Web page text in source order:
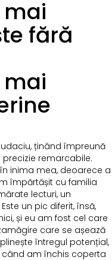
fără
ținând împreună
remarcabile.
inima mea, deoarece a
împărtășit cu familia
lecturi, un
un pic diferit, însă,
și eu am fost cel care
care se așează
întregul potențial,
am închis coperta